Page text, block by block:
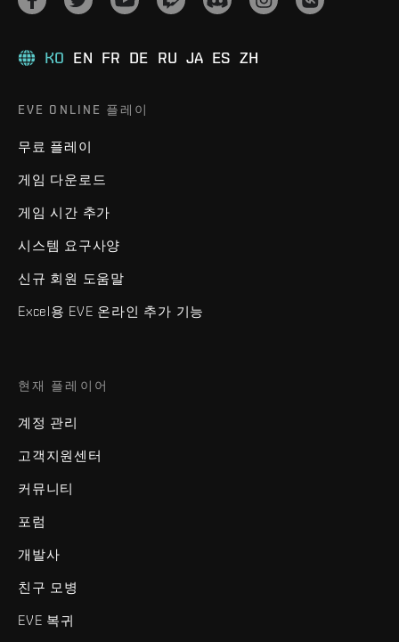
KO EN FR DE RU JA ES ZH
EVE ONLINE 플레이
무료 플레이
게임 다운로드
게임 시간 추가
시스템 요구사양
신규 회원 도움말
Excel용 EVE 온라인 추가 기능
현재 플레이어
계정 관리
고객지원센터
커뮤니티
포럼
개발사
친구 모병
EVE 복귀